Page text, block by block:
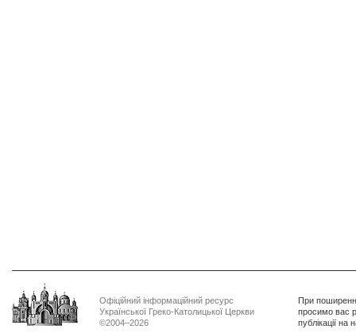
Офіційний інформаційний ресурс
Української Греко-Католицької Церкви
©2004–2026
При
просимо вас
публікації на